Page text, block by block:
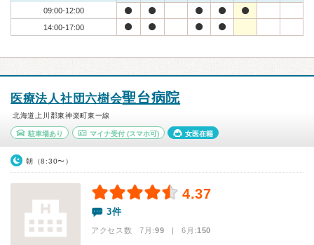
09:00-12:00
14:00-17:00
医療法人社団六樹会聖台病院
北海道上川郡東神楽町東一線
駐車場あり マイナ受付(スマホ可) 女医在籍
朝（8:30〜）
4.37
3件
アクセス数 7月:99 | 6月:150